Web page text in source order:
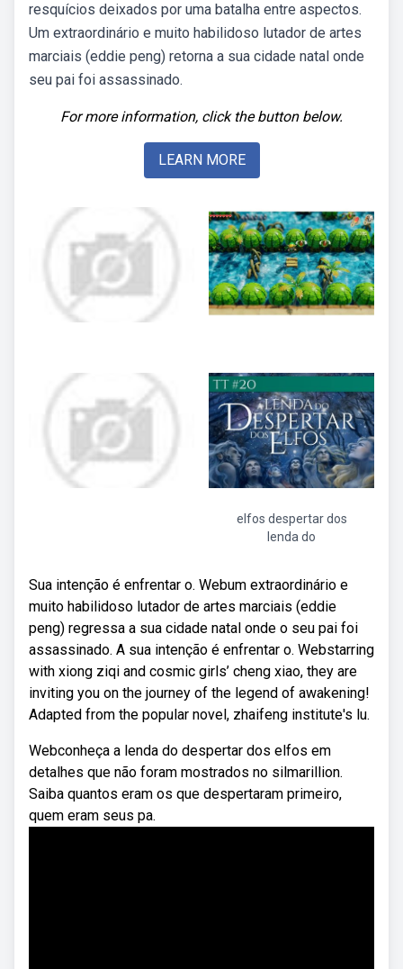
resquícios deixados por uma batalha entre aspectos.
Um extraordinário e muito habilidoso lutador de artes
marciais (eddie peng) retorna a sua cidade natal onde
seu pai foi assassinado.
For more information, click the button below.
LEARN MORE
elfos despertar dos
lenda do
Sua intenção é enfrentar o. Webum extraordinário e
muito habilidoso lutador de artes marciais (eddie
peng) regressa a sua cidade natal onde o seu pai foi
assassinado. A sua intenção é enfrentar o. Webstarring
with xiong ziqi and cosmic girls’ cheng xiao, they are
inviting you on the journey of the legend of awakening!
Adapted from the popular novel, zhaifeng institute's lu.
Webconheça a lenda do despertar dos elfos em
detalhes que não foram mostrados no silmarillion.
Saiba quantos eram os que despertaram primeiro,
quem eram seus pa.